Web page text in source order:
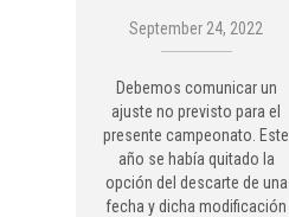
September 24, 2022
Debemos comunicar un
ajuste no previsto para el
presente campeonato. Este
año se había quitado la
opción del descarte de una
fecha y dicha modificación